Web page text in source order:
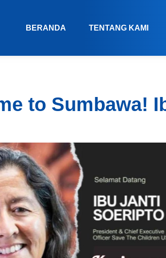
BERANDA TENTANG KAMI
to Sumbawa!